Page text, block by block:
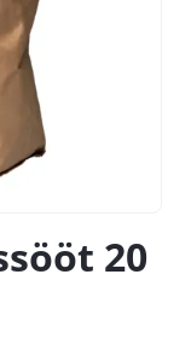
20